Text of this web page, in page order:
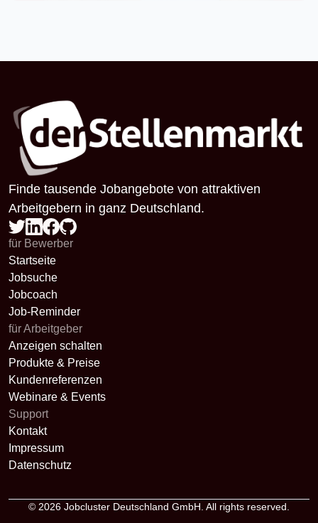
Finde tausende Jobangebote von attraktiven
Arbeitgebern in ganz Deutschland.
für Bewerber
Startseite
Jobsuche
Jobcoach
Job-Reminder
für Arbeitgeber
Anzeigen schalten
Produkte & Preise
Kundenreferenzen
Webinare & Events
Support
Kontakt
Impressum
Datenschutz
© 2026 Jobcluster Deutschland GmbH. All rights reserved.